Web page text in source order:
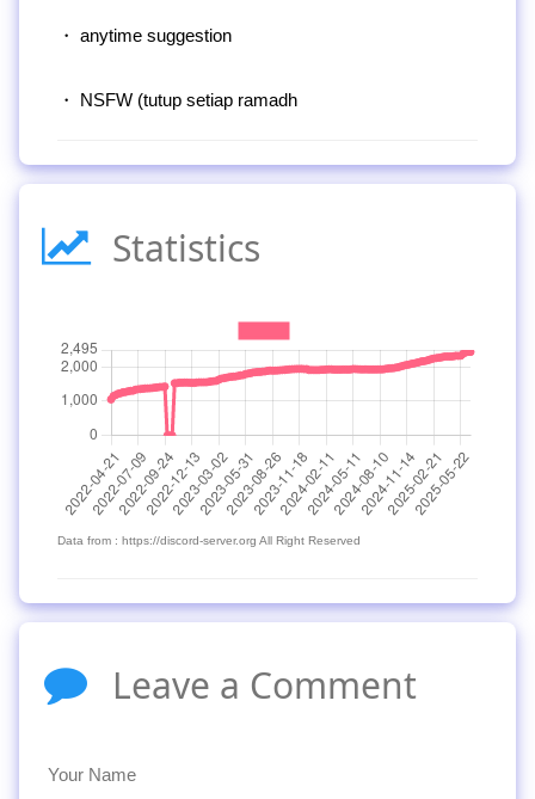
・ anytime suggestion
・ NSFW (tutup setiap ramadh
Statistics
Data from : https://discord-server.org All Right Reserved
Leave a Comment